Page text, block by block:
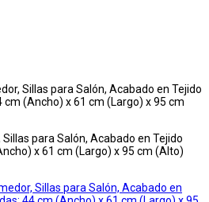
Sillas para Salón, Acabado en Tejido
cm (Ancho) x 61 cm (Largo) x 95 cm